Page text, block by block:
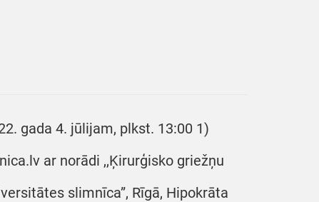
gada 4. jūlijam, plkst. 13:00 1)
ar norādi ,,Ķirurģisko griežņu
slimnīca”, Rīgā, Hipokrāta